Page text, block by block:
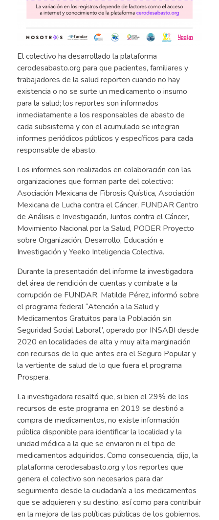
El colectivo ha desarrollado la plataforma
cerodesabasto.org para que pacientes, familiares y
trabajadores de la salud reporten cuando no hay
existencia o no se surte un medicamento o insumo
para la salud; los reportes son informados
inmediatamente a los responsables de abasto de
cada subsistema y con el acumulado se integran
informes periódicos públicos y específicos para cada
responsable de abasto.
Los informes son realizados en colaboración con las
organizaciones que forman parte del colectivo:
Asociación Mexicana de Fibrosis Quística, Asociación
Mexicana de Lucha contra el Cáncer, FUNDAR Centro
de Análisis e Investigación, Juntos contra el Cáncer,
Movimiento Nacional por la Salud, PODER Proyecto
sobre Organización, Desarrollo, Educación e
Investigación y Yeeko Inteligencia Colectiva.
Durante la presentación del informe la investigadora
del área de rendición de cuentas y combate a la
corrupción de FUNDAR, Matilde Pérez, informó sobre
el programa federal “Atención a la Salud y
Medicamentos Gratuitos para la Población sin
Seguridad Social Laboral”, operado por INSABI desde
2020 en localidades de alta y muy alta marginación
con recursos de lo que antes era el Seguro Popular y
la vertiente de salud de lo que fuera el programa
Prospera.
La investigadora resaltó que, si bien el 29% de los
recursos de este programa en 2019 se destinó a
compra de medicamentos, no existe información
pública disponible para identificar la localidad y la
unidad médica a la que se enviaron ni el tipo de
medicamentos adquiridos. Como consecuencia, dijo, la
plataforma cerodesabasto.org y los reportes que
genera el colectivo son necesarios para dar
seguimiento desde la ciudadanía a los medicamentos
que se adquieren y su destino, así como para contribuir
en la mejora de las políticas públicas de los gobiernos.